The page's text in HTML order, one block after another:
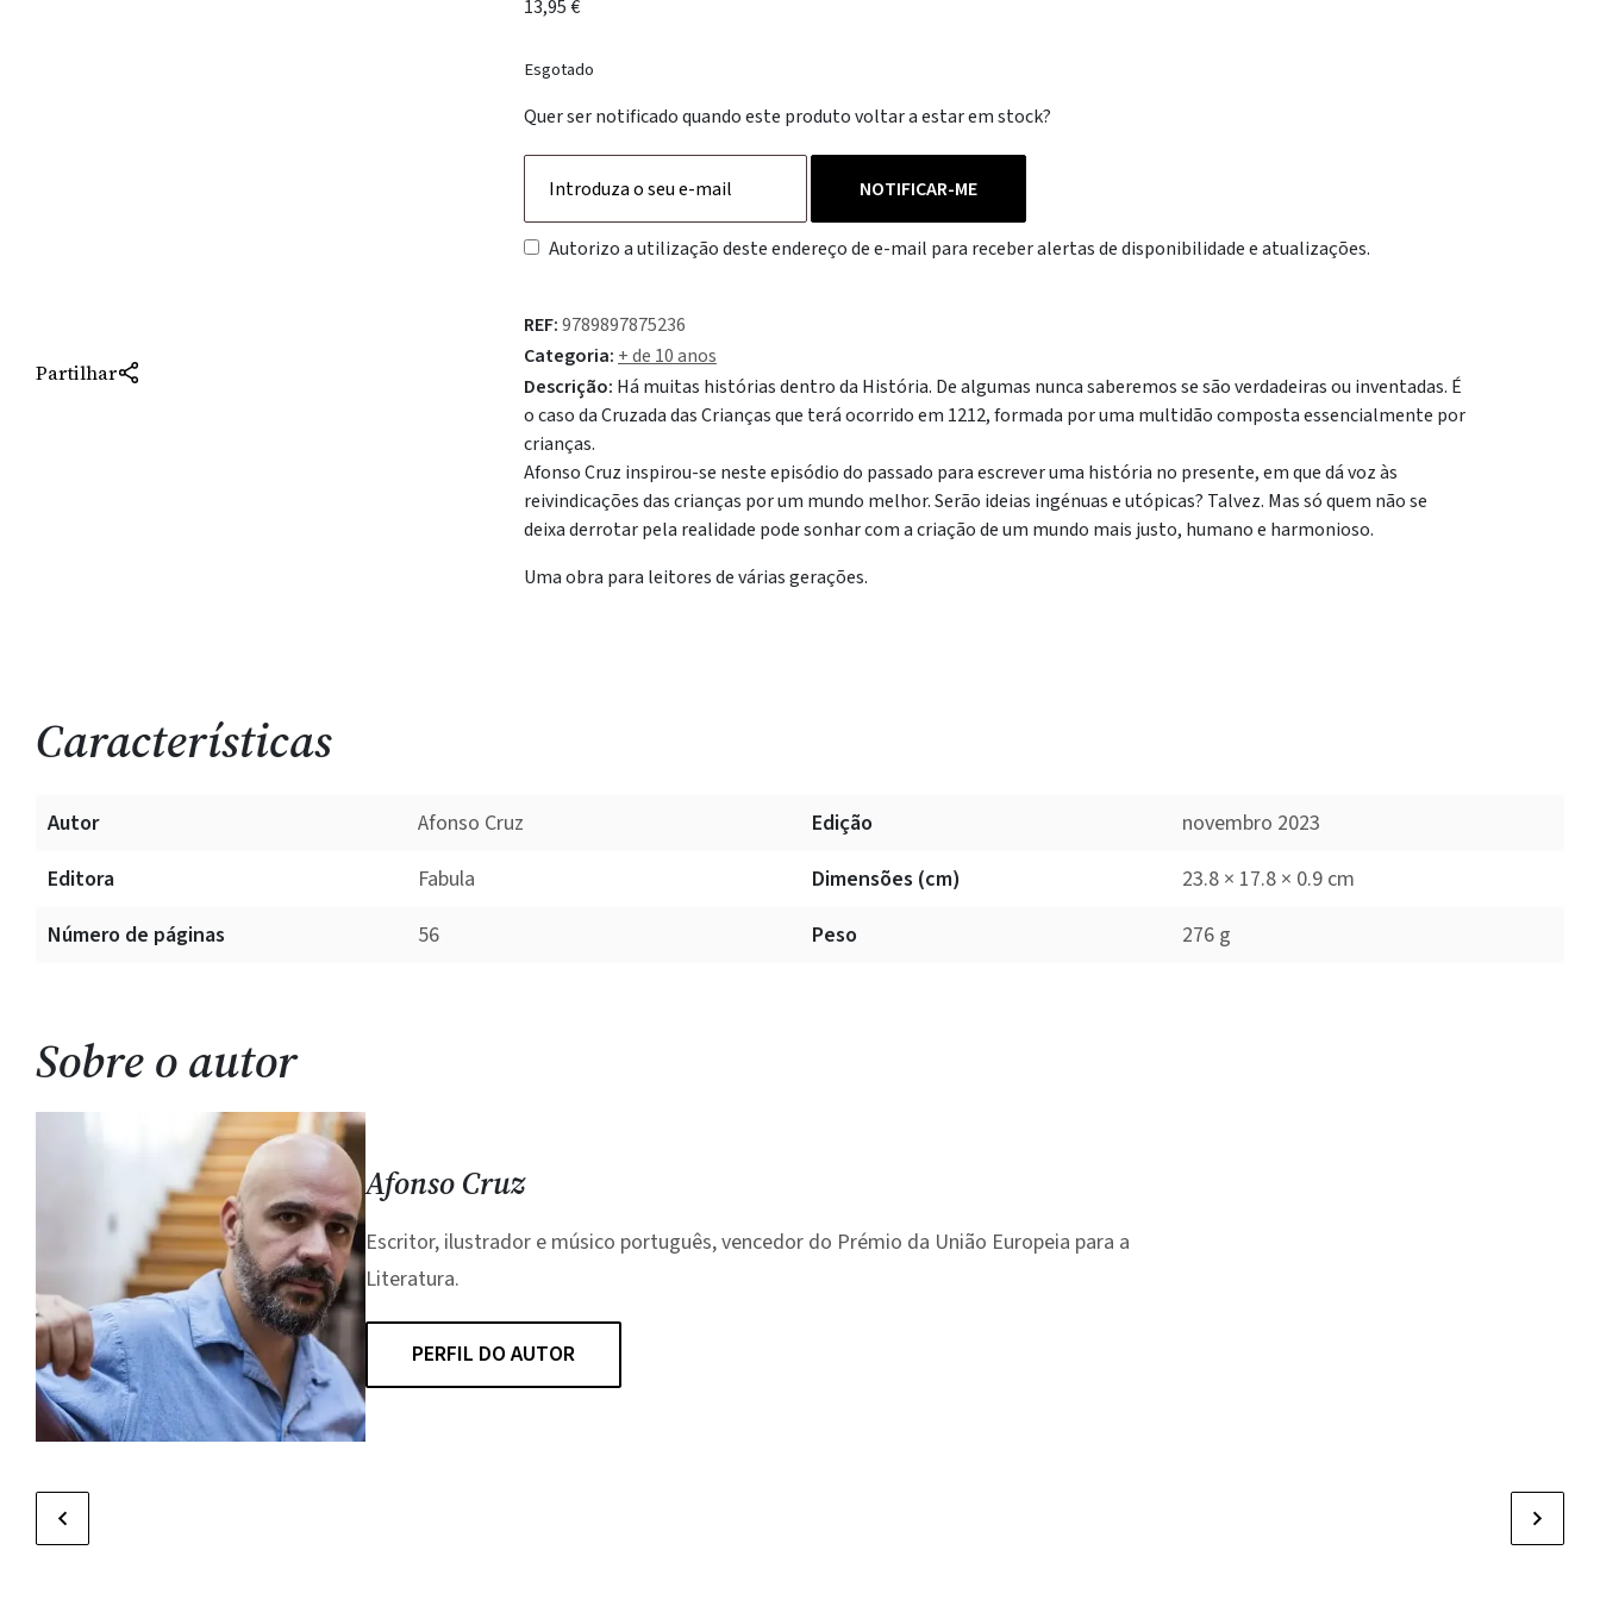
Partilhar
13,95€
Esgotado
Quer ser notificado quando este produto voltar a estar em stock?
NOTIFICAR-ME
Autorizo a utilização deste endereço de e-mail para receber alertas de disponibilidade e atualizações.
REF:9789897875236
Categoria: + de 10 anos
Descrição: Há muitas histórias dentro da História. De algumas nunca saberemos se são verdadeiras ou inventadas. É
o caso da Cruzada das Crianças que terá ocorrido em 1212, formada por uma multidão composta essencialmente por
crianças.
Afonso Cruz inspirou-se neste episódio do passado para escrever uma história no presente, em que dá voz às
reivindicações das crianças por um mundo melhor. Serão ideias ingénuas e utópicas? Talvez. Mas só quem não se
deixa derrotar pela realidade pode sonhar com a criação de um mundo mais justo, humano e harmonioso.
Uma obra para leitores de várias gerações.
Características
Autor
Afonso Cruz
Editora
Fabula
Número de páginas
56
Edição
novembro 2023
Dimensões (cm)
23.8 × 17.8 × 0.9 cm
Peso
276 g
Sobre o autor
Afonso Cruz
Escritor, ilustrador e músico português, vencedor do Prémio da União Europeia para a
Literatura.
PERFIL DO AUTOR